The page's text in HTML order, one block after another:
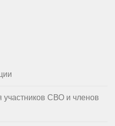
участников СВО и членов